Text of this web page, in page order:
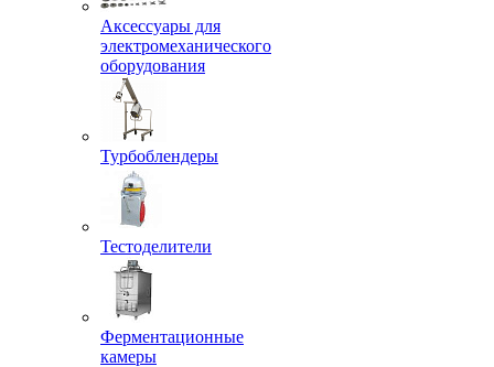
Аксессуары для
электромеханического
оборудования
Турбоблендеры
Тестоделители
Ферментационные
камеры